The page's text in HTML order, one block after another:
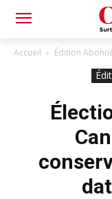
Accueil Édition